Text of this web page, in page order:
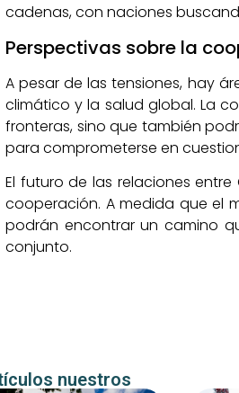
cadenas, con naciones
Perspectivas sobre la
A pesar de las tensiones, hay
climático y la salud global. La
fronteras, sino que también
para comprometerse en
El futuro de las relaciones
cooperación. A medida que el
podrán encontrar un camino
conjunto.
nuestros